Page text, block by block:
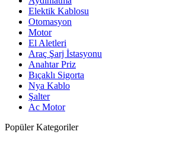
Elektik Kablosu
Otomasyon
Motor
El Aletleri
Araç Şarj İstasyonu
Anahtar Priz
Bıçaklı Sigorta
Nya Kablo
Şalter
Ac Motor
Popüler Kategoriler